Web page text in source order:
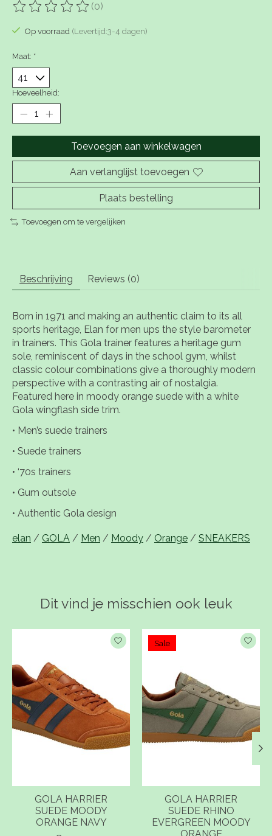
De beoordeling van dit product is
(0)
Op voorraad (Levertijd:3-4 dagen)
Maat: *
Hoeveelheid:
Toevoegen aan winkelwagen
Aan verlanglijst toevoegen
Plaats bestelling
Toevoegen om te vergelijken
Beschrijving Reviews (0)
Born in 1971 and making an authentic claim to its all
sports heritage, Elan for men ups the style barometer
in trainers. This Gola trainer features a heritage gum
sole, reminiscent of days in the school gym, whilst
classic colour combinations give a thoroughly modern
perspective with a contrasting air of nostalgia.
Featured here in moody orange suede with a white
Gola wingflash side trim.
• Men’s suede trainers
• Suede trainers
• ‘70s trainers
• Gum outsole
• Authentic Gola design
elan / GOLA / Men / Moody / Orange / SNEAKERS
Dit vind je misschien ook leuk
Items van productcarrousel
GOLA HARRIER
SUEDE MOODY
ORANGE NAVY
Sale
GOLA HARRIER
SUEDE RHINO
EVERGREEN MOODY